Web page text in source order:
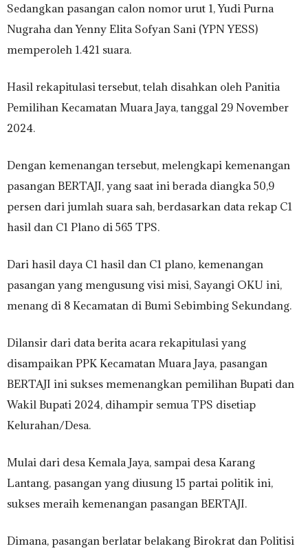
Sedangkan pasangan calon nomor urut 1, Yudi Purna
Nugraha dan Yenny Elita Sofyan Sani (YPN YESS)
memperoleh 1.421 suara.
Hasil rekapitulasi tersebut, telah disahkan oleh Panitia
Pemilihan Kecamatan Muara Jaya, tanggal 29 November
2024.
Dengan kemenangan tersebut, melengkapi kemenangan
pasangan BERTAJI, yang saat ini berada diangka 50,9
persen dari jumlah suara sah, berdasarkan data rekap C1
hasil dan C1 Plano di 565 TPS.
Dari hasil daya C1 hasil dan C1 plano, kemenangan
pasangan yang mengusung visi misi, Sayangi OKU ini,
menang di 8 Kecamatan di Bumi Sebimbing Sekundang.
Dilansir dari data berita acara rekapitulasi yang
disampaikan PPK Kecamatan Muara Jaya, pasangan
BERTAJI ini sukses memenangkan pemilihan Bupati dan
Wakil Bupati 2024, dihampir semua TPS disetiap
Kelurahan/Desa.
Mulai dari desa Kemala Jaya, sampai desa Karang
Lantang, pasangan yang diusung 15 partai politik ini,
sukses meraih kemenangan pasangan BERTAJI.
Dimana, pasangan berlatar belakang Birokrat dan Politisi